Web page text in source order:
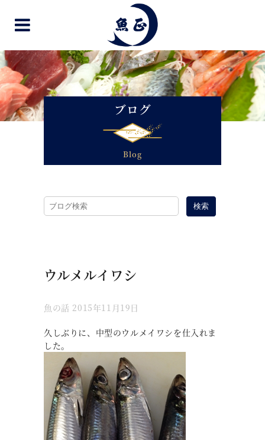
ブログ
Blog
検索
ウルメルイワシ
魚の話 2015年11月19日
久しぶりに、中型のウルメイワシを仕入れま
した。